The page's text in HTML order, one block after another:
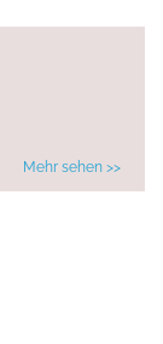
Mehr sehen >>